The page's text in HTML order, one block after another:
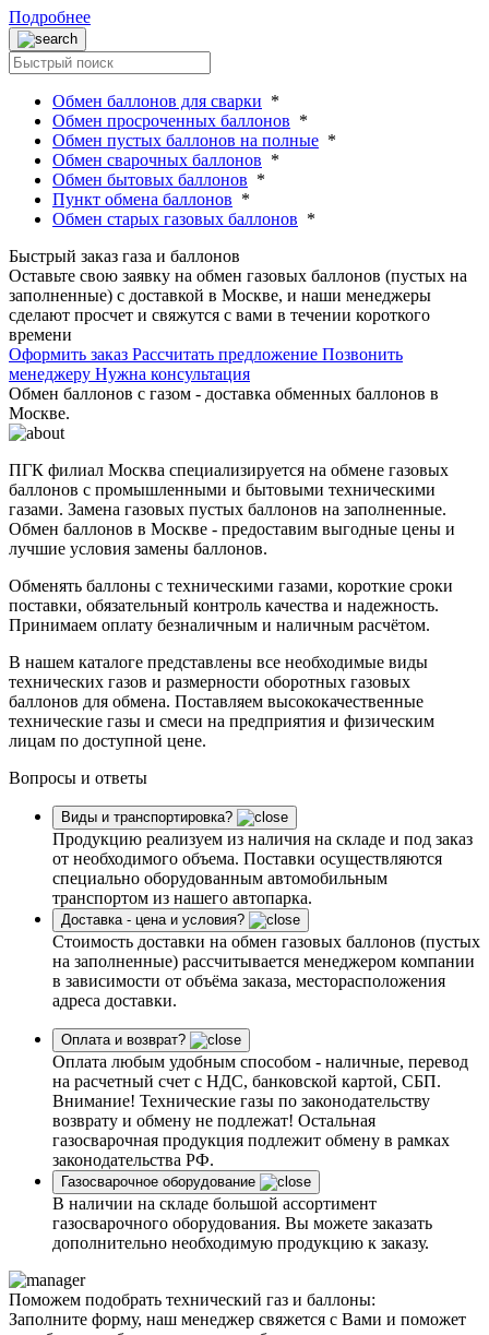
Подробнее
Обмен баллонов для сварки *
Обмен просроченных баллонов *
Обмен пустых баллонов на полные *
Обмен сварочных баллонов *
Обмен бытовых баллонов *
Пункт обмена баллонов *
Обмен старых газовых баллонов *
Быстрый заказ газа и баллонов
Оставьте свою заявку на обмен газовых баллонов (пустых на
заполненные) с доставкой в Москве, и наши менеджеры
сделают просчет и свяжутся с вами в течении короткого
времени
Оформить заказ Рассчитать предложение Позвонить
менеджеру Нужна консультация
Обмен баллонов с газом - доставка обменных баллонов в
Москве.
ПГК филиал Москва специализируется на обмене газовых
баллонов с промышленными и бытовыми техническими
газами. Замена газовых пустых баллонов на заполненные.
Обмен баллонов в Москве - предоставим выгодные цены и
лучшие условия замены баллонов.
Обменять баллоны с техническими газами, короткие сроки
поставки, обязательный контроль качества и надежность.
Принимаем оплату безналичным и наличным расчётом.
В нашем каталоге представлены все необходимые виды
технических газов и размерности оборотных газовых
баллонов для обмена. Поставляем высококачественные
технические газы и смеси на предприятия и физическим
лицам по доступной цене.
Вопросы и ответы
Виды и транспортировка?
Продукцию реализуем из наличия на складе и под заказ
от необходимого объема. Поставки осуществляются
специально оборудованным автомобильным
транспортом из нашего автопарка.
Доставка - цена и условия?
Стоимость доставки на обмен газовых баллонов (пустых
на заполненные) рассчитывается менеджером компании
в зависимости от объёма заказа, месторасположения
адреса доставки.
Оплата и возврат?
Оплата любым удобным способом - наличные, перевод
на расчетный счет с НДС, банковской картой, СБП.
Внимание! Технические газы по законодательству
возврату и обмену не подлежат! Остальная
газосварочная продукция подлежит обмену в рамках
законодательства РФ.
Газосварочное оборудование
В наличии на складе большой ассортимент
газосварочного оборудования. Вы можете заказать
дополнительно необходимую продукцию к заказу.
Поможем подобрать технический газ и баллоны:
Заполните форму, наш менеджер свяжется с Вами и поможет